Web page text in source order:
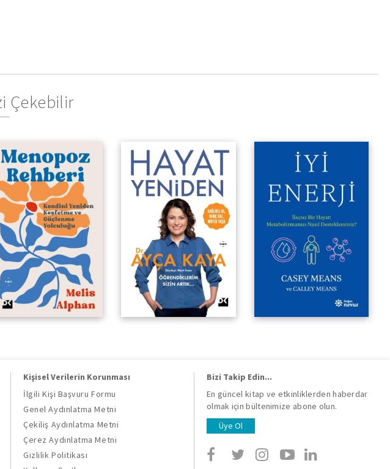
Çekebilir
Kendini Yeniden Keşfetme
ve Güçlenme Yolculuğu
Kişisel Verilerin Korunması
İlgili Kişi Başvuru Formu
Genel Aydınlatma Metni
Çekiliş Aydınlatma Metni
Çerez Aydınlatma Metni
Gizlilik Politikası
Bizi Takip Edin...
En güncel kitap ve etkinliklerden haberdar
olmak için bültenimize abone olun.
Üye Ol